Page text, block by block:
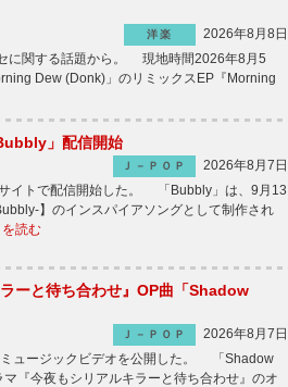
洋楽
2026年8月8日
に関する話題から。 現地時間2026年8月5
Dew (Donk)」のリミックスEP『Morning
」配信開始
Ｊ－ＰＯＰ
2026年8月7日
イトで配信開始した。 「Bubbly」は、9月13
】のインスパイアソングとして制作され
読む
ーと待ち合わせ』OP曲「Shadow
Ｊ－ＰＯＰ
2026年8月7日
ュージックビデオを公開した。 「Shadow
『今夜もシリアルキラーと待ち合わせ』のオ